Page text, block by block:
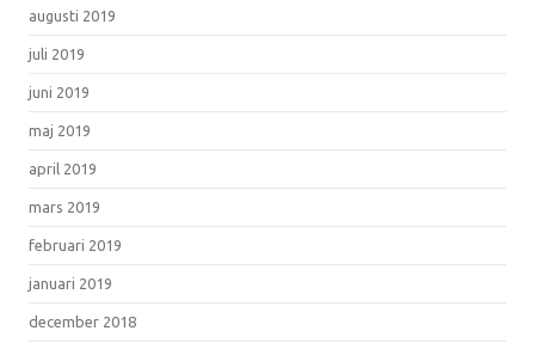
augusti 2019
juli 2019
juni 2019
maj 2019
april 2019
mars 2019
februari 2019
januari 2019
december 2018